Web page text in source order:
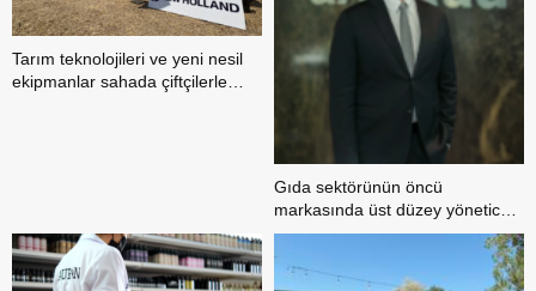
Tarım teknolojileri ve yeni nesil
ekipmanlar sahada çiftçilerle
Gıda sektörünün öncü
markasında üst düzey yönetici
ataması